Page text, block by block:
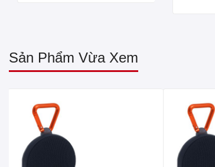
Sản Phẩm Vừa Xem